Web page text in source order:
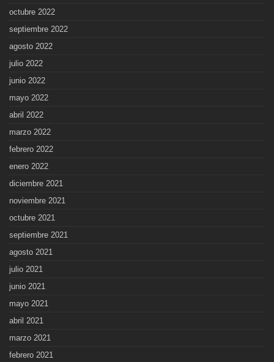
octubre 2022
septiembre 2022
agosto 2022
julio 2022
junio 2022
mayo 2022
abril 2022
marzo 2022
febrero 2022
enero 2022
diciembre 2021
noviembre 2021
octubre 2021
septiembre 2021
agosto 2021
julio 2021
junio 2021
mayo 2021
abril 2021
marzo 2021
febrero 2021